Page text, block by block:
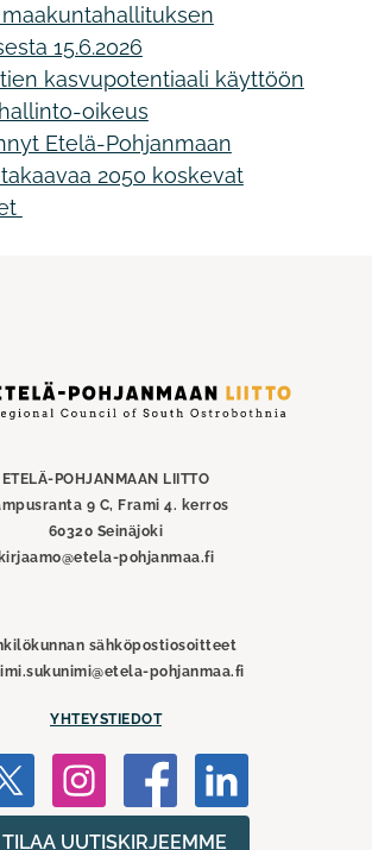
15.6.2026
kasvupotentiaali käyttöön
oikeus
Etelä-Pohjanmaan
2050 koskevat
ETELÄ-POHJANMAAN LIITTO
9 C, Frami 4. kerros
60320 Seinäjoki
kirjaamo@etela-pohjanmaa.fi
sähköpostiosoitteet
pohjanmaa.fi
YHTEYSTIEDOT
TILAA UUTISKIRJEEMME